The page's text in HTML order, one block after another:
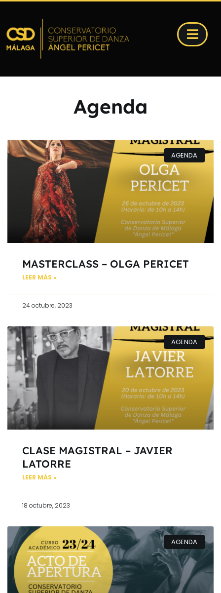
Agenda
AGENDA
MASTERCLASS – OLGA PERICET
LEER MÁS »
24 octubre, 2023
AGENDA
CLASE MAGISTRAL – JAVIER
LATORRE
LEER MÁS »
18 octubre, 2023
AGENDA